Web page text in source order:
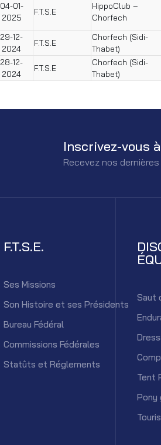
04-01-
2025
F.T.S.E
HippoClub –
Chorfech
29-12-
2024
F.T.S.E
Chorfech (Sidi-
Thabet)
28-12-
2024
F.T.S.E
Chorfech (Sidi-
Thabet)
Inscrivez-vous
Recevez nos
F.T.S.E.
Ses Missions
Son Histoire et ses Présidents
Bureau Fédéral
Commissions Fédérales
Statûts et Réglements
Saut
Tent
Pony